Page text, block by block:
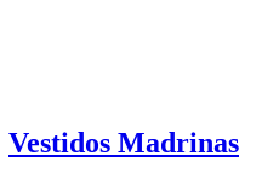
Vestidos Madrinas